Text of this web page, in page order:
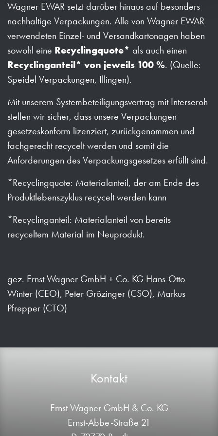
Wagner EWAR setzt darüber hinaus auf besonders
nachhaltige Verpackungen. Alle von Wagner EWAR
verwendeten Einzel- und Versandkartonagen haben
sowohl eine Recyclingquote* als auch einen
Recyclinganteil* von jeweils 100 %. (Quelle:
Speidel Verpackungen, Illingen).
Mit unserem Systembeteiligungsvertrag mit Interseroh
stellen wir sicher, dass unsere Verpackungen
gesetzeskonform lizenziert, zurückgenommen und
fachgerecht recycelt werden und somit die
Anforderungen des Verpackungsgesetzes erfüllt sind.
*Recyclingquote: Materialanteil, der am Ende des
Produktlebenszyklus recycelt werden kann
*Recyclinganteil: Materialanteil von bereits
recyceltem Material im Neuprodukt.
gez. Ernst Wagner GmbH + Co. KG Hans-Otto
Winter (CEO), Peter Grözinger (CSO), Markus
Pfrepper (CTO)
Kontakt
Ernst Wagner GmbH & Co. KG
Ernst-Abbe-Straße 21